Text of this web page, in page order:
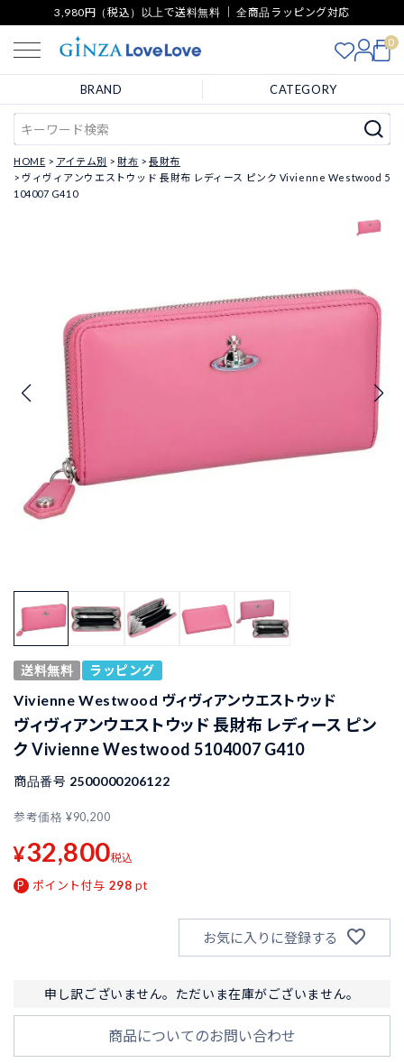
3,980円（税込）以上で送料無料 ｜ 全商品ラッピング対応
0
BRAND CATEGORY
HOME アイテム別 財布
長財布
ヴィヴィアンウエストウッド 長財布 レディース ピンク Vivienne Westwood 5
104007 G410
送料無料 ラッピング
Vivienne Westwood ヴィヴィアンウエストウッド
ヴィヴィアンウエストウッド 長財布 レディース ピン
ク Vivienne Westwood 5104007 G410
商品番号 2500000206122
参考価格 ¥90,200
¥32,800税込
ポイント付与 298 pt
お気に入りに登録する
申し訳ございません。ただいま在庫がございません。
商品についてのお問い合わせ